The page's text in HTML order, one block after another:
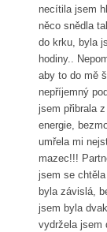
necítila jsem
něco snědla
do krku, byla
hodiny..
aby to do mě
nepříjemný
jsem přibrala
energie,
umřela mi
mazec!!!
jsem se
byla závislá,
jsem byla
vydržela jsem